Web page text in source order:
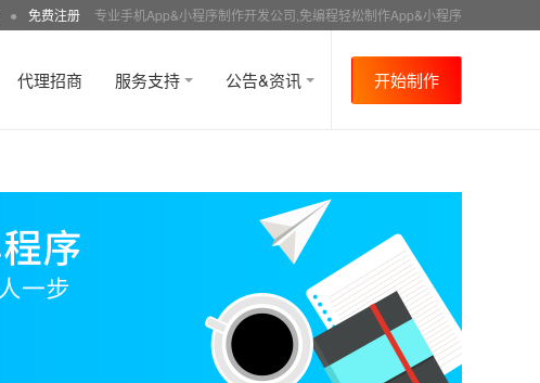
● 免费注册 专业手机App&小程序制作开发公司,免编程轻松制作App&小程序
代理招商 服务支持 公告&资讯 开始制作